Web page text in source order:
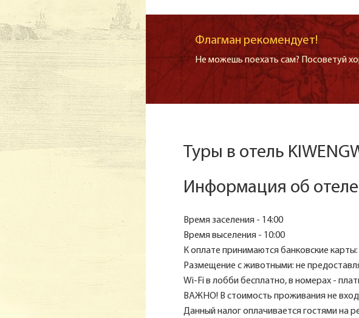
Флагман рекомендует!
Не можешь поехать сам? Посоветуй
Туры в отель
Информация об отеле
Время заселения - 14:00
Время выселения - 10:00
К оплате принимаются банковские
Размещение с животными: не
Wi-Fi в лобби бесплатно, в номерах -
ВАЖНО! В стоимость проживания не
Данный налог оплачивается гостями на